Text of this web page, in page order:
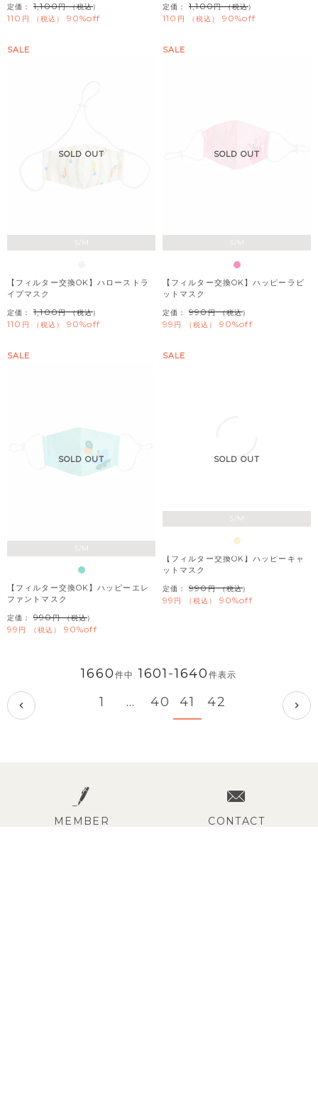
定価： 1,100 （税込）
110 税込 90%off
定価： 1,100 （税込）
110 税込 90%off
S/M
SOLD OUT
SALE
【フィルター交換OK】ハローストラ
イプマスク
定価： 1,100 （税込）
110 税込 90%off
S/M
SOLD OUT
SALE
【フィルター交換OK】ハッピーラビ
ットマスク
定価： 990 （税込）
99 税込 90%off
S/M
SOLD OUT
SALE
【フィルター交換OK】ハッピーエレ
ファントマスク
定価： 990 （税込）
99 税込 90%off
S/M
SOLD OUT
SALE
【フィルター交換OK】ハッピーキャ
ットマスク
定価： 990 （税込）
99 税込 90%off
1660 件中 1601 -1640件表示
1 … 40 41 42
MEMBER CONTACT